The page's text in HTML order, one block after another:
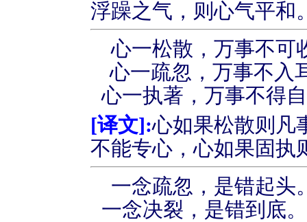
浮躁之气，则心气平和
心一松散，万事不可
心一疏忽，万事不入
心一执著，万事不得
[译文]:心如果松散则凡
不能专心，心如果固执
一念疏忽，是错起头
一念决裂，是错到底。